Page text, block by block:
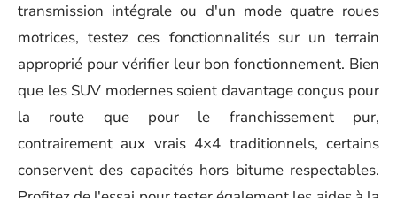
transmission intégrale ou d'un mode quatre roues
motrices, testez ces fonctionnalités sur un terrain
approprié pour vérifier leur bon fonctionnement. Bien
que les SUV modernes soient davantage conçus pour
la route que pour le franchissement pur,
contrairement aux vrais 4×4 traditionnels, certains
conservent des capacités hors bitume respectables.